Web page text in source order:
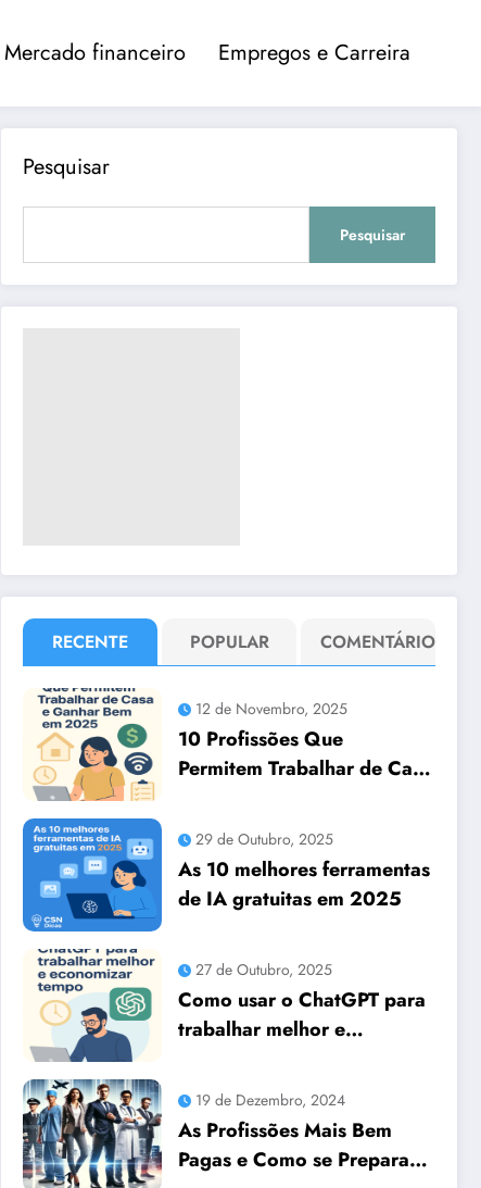
Mercado financeiro Empregos e Carreira
Pesquisar
Pesquisar
RECENTE POPULAR COMENTÁRIO
12 de Novembro, 2025
10 Profissões Que
Permitem Trabalhar de Casa
29 de Outubro, 2025
As 10 melhores ferramentas
de IA gratuitas em 2025
27 de Outubro, 2025
Como usar o ChatGPT para
trabalhar melhor e
19 de Dezembro, 2024
As Profissões Mais Bem
Pagas e Como se Preparar